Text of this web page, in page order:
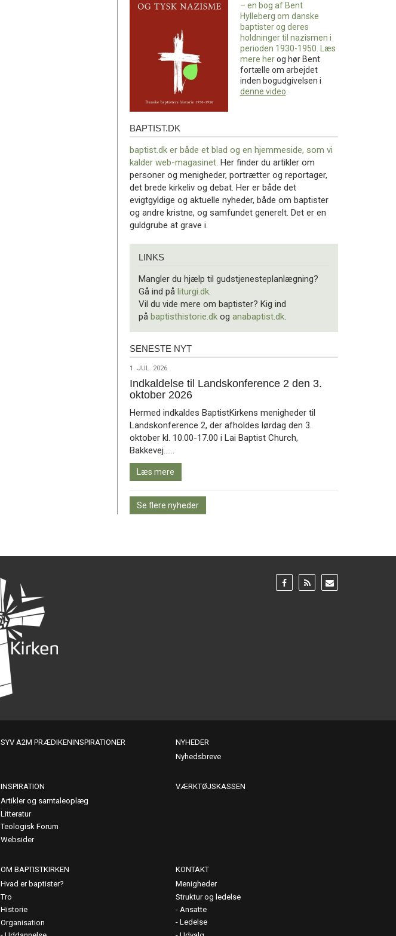
tysk
– en bog af Bent
Hylleberg om danske
baptister og deres
holdninger til nazismen i
perioden 1930-1950. Læs
mere herog hør Bent
fortælle om arbejdet
inden bogudgivelsen i
denne video.
baptist.dk
BAPTIST.DK
baptist.dk er både et blad og en hjemmeside, som vi
kalder web-magasinet . Her finder du artikler om
personer og menigheder, portrætter og reportager,
det brede kirkeliv og debat. Her er både det
evigtgyldige og aktuelle nyheder, både om baptister
og andre kristne, og samfundet generelt. Det er en
guldgrube at grave i.
LINKS
Mangler du hjælp til gudstjenesteplanlægning?
Gå ind på liturgi.dk
Vil du vide mere om baptister? Kig ind
på baptisthistorie.dk og anabaptist.dk
Seneste
SENESTE NYT
1.
jul.
2026
1. JUL. 2026
Indkaldelse til Landskonference 2 den 3.
oktober 2026
Hermed indkaldes BaptistKirkens menigheder til
Landskonference 2, der afholdes lørdag den 3.
oktober kl. 10.00-17.00 i Lai Baptist Church,
Bakkevej……
mere
Læs mere
Se flere nyheder
Gå
til:
Gå
til:
Gå
til:
SYV A2M PRÆDIKENINSPIRATIONER
NYHEDER
Nyhedsbreve
INSPIRATION
Artikler og samtaleoplæg
Litteratur
Teologisk Forum
Websider
VÆRKTØJSKASSEN
OM BAPTISTKIRKEN
Hvad er baptister?
Tro
Historie
Organisation
KONTAKT
Menigheder
Struktur og ledelse
Ansatte
Ledelse